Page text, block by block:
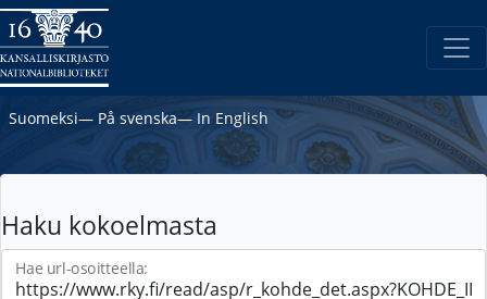
Suomeksi― På svenska― In English
Haku kokoelmasta
Hae url-osoitteella: